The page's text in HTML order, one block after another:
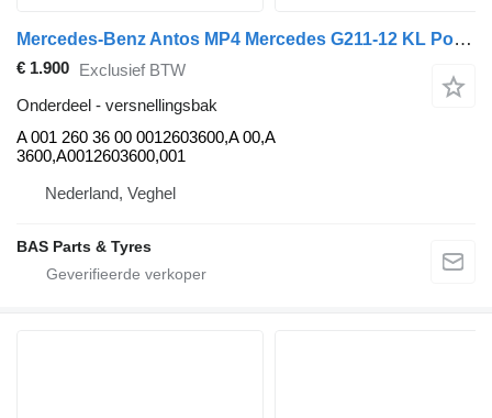
Mercedes-Benz Antos MP4 Mercedes G211-12 KL Powershift 3 G211-12 KL Powershift A 001 260 36 00 versnellingsbak voor vrachtwagen
€ 1.900 Exclusief BTW
Onderdeel - versnellingsbak
A 001 260 36 00 0012603600,A 00,A
3600,A0012603600,001
Nederland, Veghel
BAS Parts & Tyres